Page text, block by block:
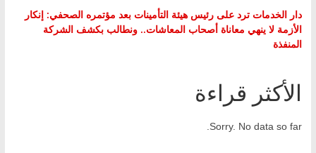
دار الخدمات ترد على رئيس هيئة التأمينات بعد مؤتمره الصحفي: إنكار
الأزمة لا ينهي معاناة أصحاب المعاشات.. ونطالب بكشف الشركة
المنفذة
الأكثر قراءة
Sorry. No data so far.